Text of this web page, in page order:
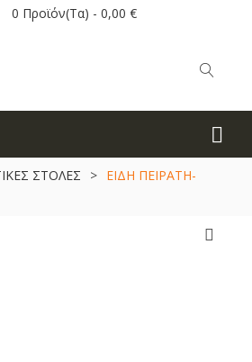
0 Προϊόν(τα) - 0,00 €
ΣΤΟΛΕΣ > ΕΙΔΗ ΠΕΙΡΑΤΗ-